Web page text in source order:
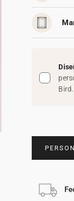
Bird.